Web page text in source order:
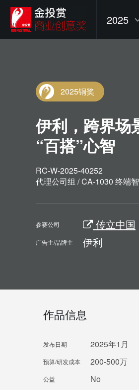
2025
2025铜奖
伊利，跨界场
“百搭”心智
RC-W-2025-40252
代理公司组 / CA-1030 终端
参赛公司 传立中国
广告主/品牌主 伊利
作品信息
发布日期 2025年1月
预算/研发成本 200-500万
公益 No